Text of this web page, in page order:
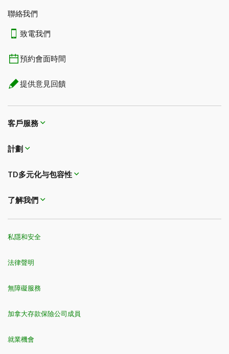
聯絡我們
致電我們
預約會面時間
提供意見回饋
客戶服務
計劃
TD多元化与包容性
了解我們
私隱和安全
法律聲明
無障礙服務
加拿大存款保險公司成員
就業機會